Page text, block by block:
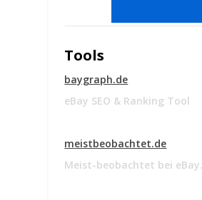
Tools
baygraph.de
eBay SEO & Ranking Tool
meistbeobachtet.de
Meist-beobachtet bei eBay.